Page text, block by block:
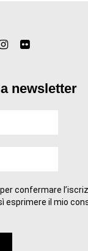
newsletter
confermare
esprimere il mio